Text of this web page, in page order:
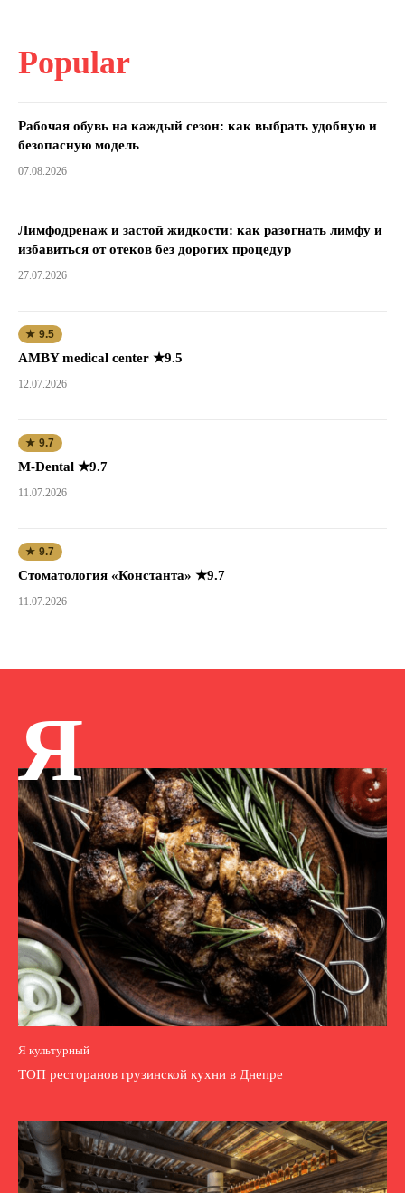
Popular
Рабочая обувь на каждый сезон: как выбрать удобную и
безопасную модель
07.08.2026
Лимфодренаж и застой жидкости: как разогнать лимфу и
избавиться от отеков без дорогих процедур
27.07.2026
★ 9.5
AMBY medical center ★9.5
12.07.2026
★ 9.7
M-Dental ★9.7
11.07.2026
★ 9.7
Стоматология «Константа» ★9.7
11.07.2026
Я
Я культурный
ТОП ресторанов грузинской кухни в Днепре